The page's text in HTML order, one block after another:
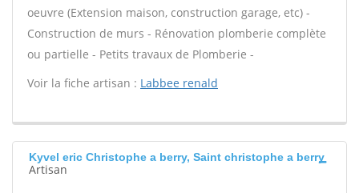
oeuvre (Extension maison, construction garage, etc) -
Construction de murs - Rénovation plomberie complète
ou partielle - Petits travaux de Plomberie -
Voir la fiche artisan : Labbee renald
Kyvel eric Christophe a berry, Saint christophe a berry
Artisan